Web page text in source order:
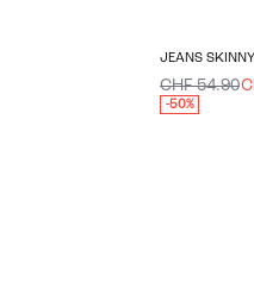
JEANS SKINNY
CHF 54.90
-50%